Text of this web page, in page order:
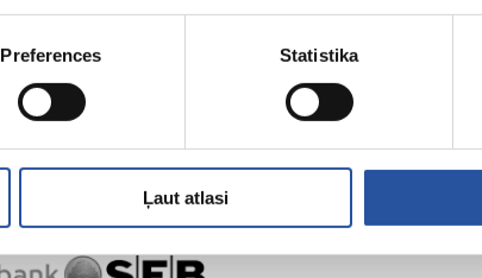
Preferences Statistika
Ļaut atlasi